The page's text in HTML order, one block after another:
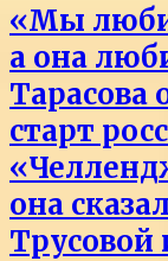
«Мы
а она
Тарасова
старт
она
Трусовой